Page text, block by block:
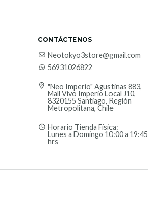
CONTÁCTENOS
Neotokyo3store@gmail.com
56931026822
"Neo Imperio" Agustinas 883,
Mall Vivo Imperio Local J10,
8320155 Santiago, Región
Metropolitana, Chile
Horario Tienda Física:
Lunes a Domingo 10:00 a 19:45
hrs